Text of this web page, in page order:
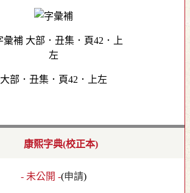
大部．丑集．頁42．上左
康熙字典(校正本)
- 未公開 -(申請)